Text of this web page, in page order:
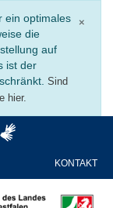
×
ein optimales
die
auf
ist der
Sind
hier.
KONTAKT